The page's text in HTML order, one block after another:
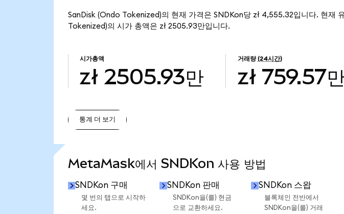
SanDisk (Ondo Tokenized)의 현재 가격은 SNDKon당 zł 4,555.32입니다. 현재
Tokenized)의 시가 총액은 zł 2505.93만입니다.
시가총액
zł 2505.93만
거래량 (24시간)
zł 759.57
통계 더 보기
MetaMask에서 SNDKon 사용 방법
SNDKon 구매
몇 번의 탭으로 시작하
세요.
SNDKon 판매
SNDKon을(를) 현금
으로 교환하세요.
SNDKon 스왑
블록체인 전반에서
SNDKon을(를) 거래